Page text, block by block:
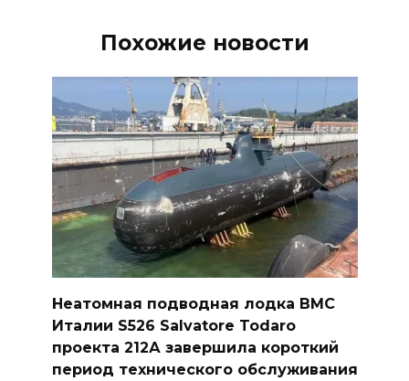
Похожие новости
Неатомная подводная лодка ВМС
Италии S526 Salvatore Todaro
проекта 212А завершила короткий
период технического обслуживания